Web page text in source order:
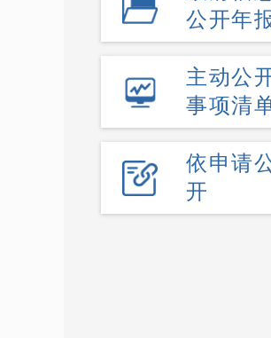
公开年
主动公
事项清
依申请
开